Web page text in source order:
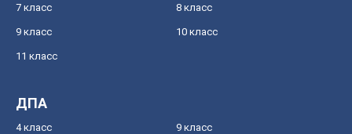
7 класс 8 класс
9 класс 10 класс
11 класс
ДПА
4 класс 9 класс